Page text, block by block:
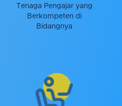
Tenaga Pengajar yang
Berkompeten di
Bidangnya